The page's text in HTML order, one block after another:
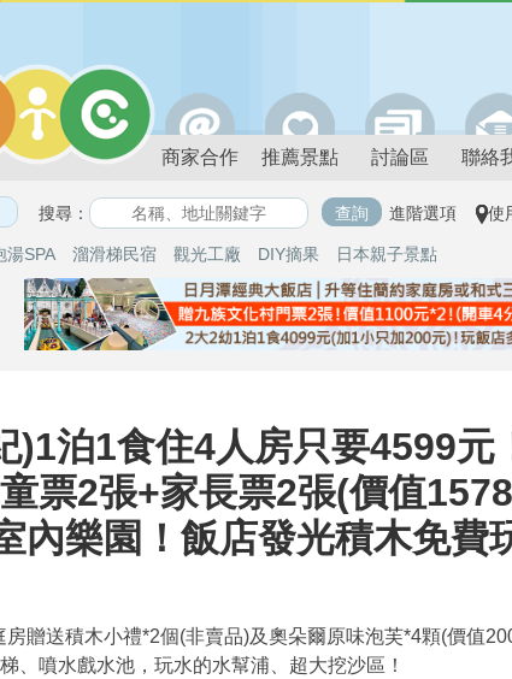
商家合作 推薦景點 討論區 聯絡
搜尋： 進階選項 使
湯SPA 溜滑梯民宿 觀光工廠 DIY摘果 日本親子景點
)1泊1食住4人房只要4599元
票2張+家長票2張(價值
內樂園！飯店發光積木免費
贈送積木小禮*2個(非賣品)及奧朵爾原味泡芙*4顆(價值
、噴水戲水池，玩水的水幫浦、超大挖沙區！